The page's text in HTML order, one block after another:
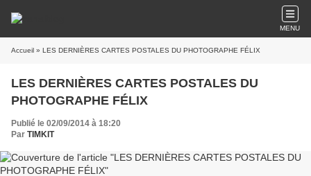
MENU
Accueil » LES DERNIÈRES CARTES POSTALES DU PHOTOGRAPHE FÉLIX
LES DERNIÈRES CARTES POSTALES DU
PHOTOGRAPHE FÉLIX
Publié le 02/09/2014 à 18:20
Par TIMKIT